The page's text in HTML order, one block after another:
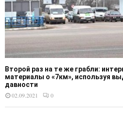
Второй раз на те же грабли:
материалы о «7км», используя
давности
02.09.2021
0